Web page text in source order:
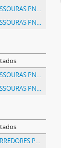
APERFEIÇOAMENTOS EM VASSOURAS PNEUMATICAS
APERFEIÇOAMENTOS EM VASSOURAS PNEUMATICAS
APERFEIÇOAMENTOS EM VASSOURAS PNEUMATICAS
APERFEIÇOAMENTOS EM VASSOURAS PNEUMATICAS
APERFEIÇOAMENTOS EM VARREDORES POR ASPIRAÇÃO